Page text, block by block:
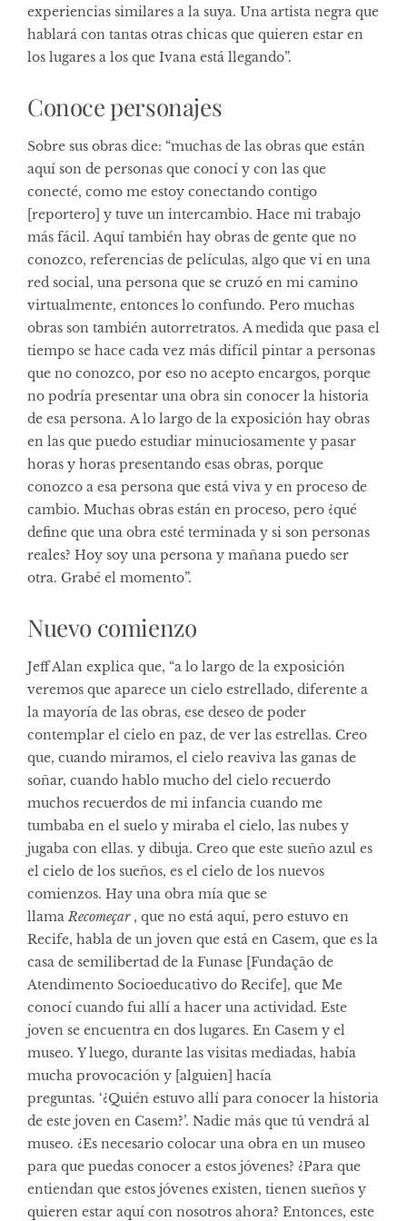
experiencias similares a la suya. Una artista negra que
hablará con tantas otras chicas que quieren estar en
los lugares a los que Ivana está llegando”.
Conoce personajes
Sobre sus obras dice: “muchas de las obras que están
aquí son de personas que conocí y con las que
conecté, como me estoy conectando contigo
[reportero] y tuve un intercambio. Hace mi trabajo
más fácil. Aquí también hay obras de gente que no
conozco, referencias de películas, algo que vi en una
red social, una persona que se cruzó en mi camino
virtualmente, entonces lo confundo. Pero muchas
obras son también autorretratos. A medida que pasa el
tiempo se hace cada vez más difícil pintar a personas
que no conozco, por eso no acepto encargos, porque
no podría presentar una obra sin conocer la historia
de esa persona. A lo largo de la exposición hay obras
en las que puedo estudiar minuciosamente y pasar
horas y horas presentando esas obras, porque
conozco a esa persona que está viva y en proceso de
cambio. Muchas obras están en proceso, pero ¿qué
define que una obra esté terminada y si son personas
reales? Hoy soy una persona y mañana puedo ser
otra. Grabé el momento”.
Nuevo comienzo
Jeff Alan explica que, “a lo largo de la exposición
veremos que aparece un cielo estrellado, diferente a
la mayoría de las obras, ese deseo de poder
contemplar el cielo en paz, de ver las estrellas. Creo
que, cuando miramos, el cielo reaviva las ganas de
soñar, cuando hablo mucho del cielo recuerdo
muchos recuerdos de mi infancia cuando me
tumbaba en el suelo y miraba el cielo, las nubes y
jugaba con ellas. y dibuja. Creo que este sueño azul es
el cielo de los sueños, es el cielo de los nuevos
comienzos. Hay una obra mía que se
llama Recomeçar, que no está aquí, pero estuvo en
Recife, habla de un joven que está en Casem, que es la
casa de semilibertad de la Funase [Fundação de
Atendimento Socioeducativo do Recife], que Me
conocí cuando fui allí a hacer una actividad. Este
joven se encuentra en dos lugares. En Casem y el
museo. Y luego, durante las visitas mediadas, había
mucha provocación y [alguien] hacía
preguntas. ‘¿Quién estuvo allí para conocer la historia
de este joven en Casem?’. Nadie más que tú vendrá al
museo. ¿Es necesario colocar una obra en un museo
para que puedas conocer a estos jóvenes? ¿Para que
entiendan que estos jóvenes existen, tienen sueños y
quieren estar aquí con nosotros ahora? Entonces, este